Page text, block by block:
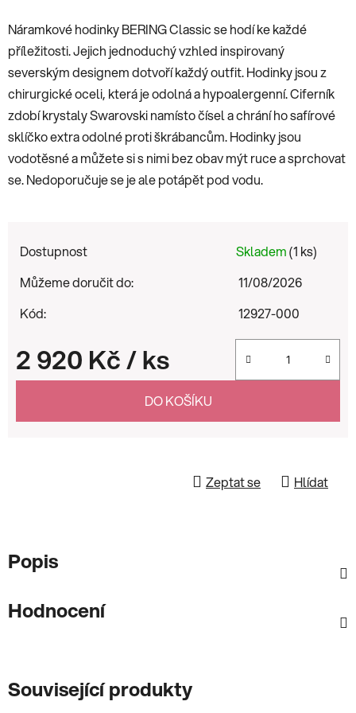
Náramkové hodinky BERING Classic se hodí ke každé
příležitosti. Jejich jednoduchý vzhled inspirovaný
severským designem dotvoří každý outfit. Hodinky jsou z
chirurgické oceli, která je odolná a hypoalergenní. Ciferník
zdobí krystaly Swarovski namísto čísel a chrání ho safírové
sklíčko extra odolné proti škrábancům. Hodinky jsou
vodotěsné a můžete si s nimi bez obav mýt ruce a sprchovat
se. Nedoporučuje se je ale potápět pod vodu.
Dostupnost Skladem(1 ks)
Můžeme doručit do:
11/08/2026
Kód:
12927-000
2 920 Kč/ ks
Měrná cena:
DO KOŠÍKU
Zeptat se Hlídat
Popis
Hodnocení
Související produkty